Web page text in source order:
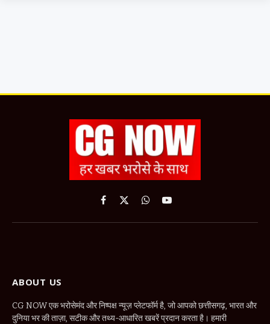
Facebook
X
WhatsApp
YouTube
ABOUT US
CG NOW एक भरोसेमंद और निष्पक्ष न्यूज़ प्लेटफॉर्म है, जो आपको छत्तीसगढ़, भारत और
दुनिया भर की ताज़ा, सटीक और तथ्य-आधारित खबरें प्रदान करता है। हमारी